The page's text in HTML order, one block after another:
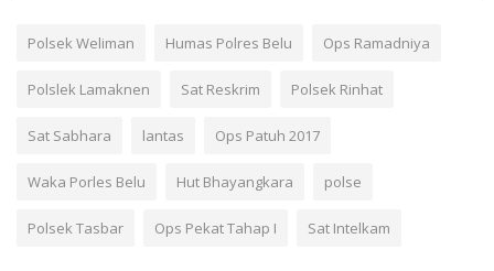
Polsek Weliman Humas Polres Belu Ops Ramadniya
Polslek Lamaknen Sat Reskrim Polsek Rinhat
Sat Sabhara lantas Ops Patuh 2017
Waka Porles Belu Hut Bhayangkara polse
Polsek Tasbar Ops Pekat Tahap I Sat Intelkam